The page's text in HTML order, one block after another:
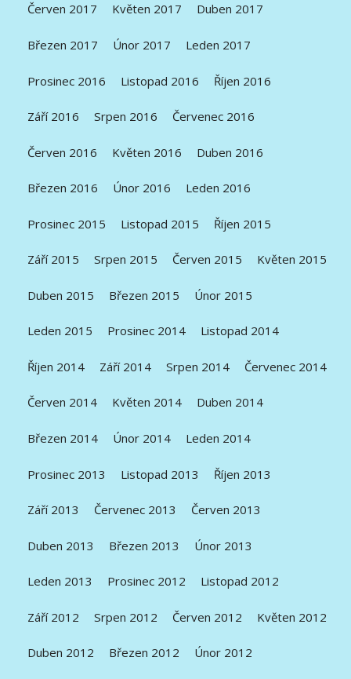
Červen 2017 Květen 2017 Duben 2017
Březen 2017 Únor 2017 Leden 2017
Prosinec 2016 Listopad 2016 Říjen 2016
Září 2016 Srpen 2016 Červenec 2016
Červen 2016 Květen 2016 Duben 2016
Březen 2016 Únor 2016 Leden 2016
Prosinec 2015 Listopad 2015 Říjen 2015
Září 2015 Srpen 2015 Červen 2015 Květen 2015
Duben 2015 Březen 2015 Únor 2015
Leden 2015 Prosinec 2014 Listopad 2014
Říjen 2014 Září 2014 Srpen 2014 Červenec 2014
Červen 2014 Květen 2014 Duben 2014
Březen 2014 Únor 2014 Leden 2014
Prosinec 2013 Listopad 2013 Říjen 2013
Září 2013 Červenec 2013 Červen 2013
Duben 2013 Březen 2013 Únor 2013
Leden 2013 Prosinec 2012 Listopad 2012
Září 2012 Srpen 2012 Červen 2012 Květen 2012
Duben 2012 Březen 2012 Únor 2012